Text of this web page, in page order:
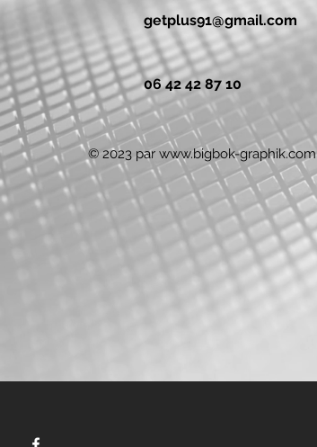
getplus91@gmail.com
06 42 42 87 10
© 2023 par www.bigbok-graphik.com